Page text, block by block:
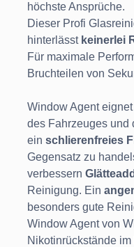
höchste Ansprüche.
Dieser Profi
hinterlässt keinerlei
Für maximale
Bruchteilen von
Window Agent
des Fahrzeuges und
ein schlierenfreies
Gegensatz zu
verbessern
Reinigung. Ein
besonders gute
Window Agent von
Nikotinrückstände